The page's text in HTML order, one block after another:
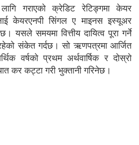
गराएको क्रेडिट रेटिङ्गमा केयर
केयरएनपी सिंगल ए माइनस इस्यूअर
यसले समयमा वित्तीय दायित्व पूरा गर्ने
संकेत गर्दछ। सो ऋणपत्रमा आर्जित
वर्षको प्रथम अर्थवार्षिक र दोस्रो
कर कट्टा गरी भुक्तानी गरिनेछ।